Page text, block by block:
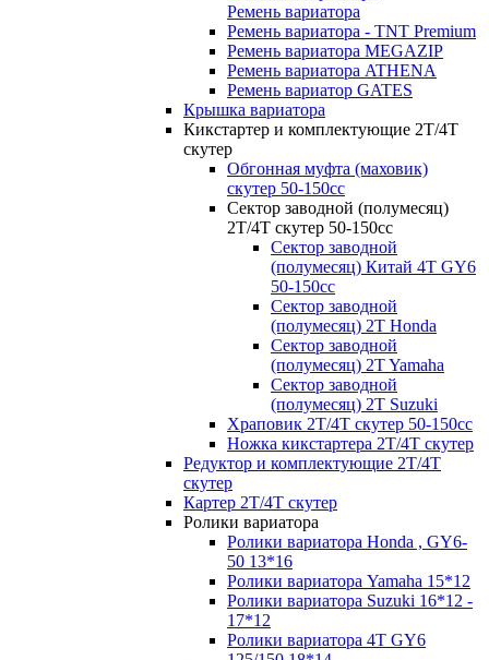
Ремень вариатора
Ремень вариатора - TNT Premium
Ремень вариатора MEGAZIP
Ремень вариатора ATHENA
Ремень вариатор GATES
Крышка вариатора
Кикстартер и комплектующие 2Т/4Т
скутер
Обгонная муфта (маховик)
скутер 50-150сс
Сектор заводной (полумесяц)
2Т/4Т скутер 50-150cc
Сектор заводной
(полумесяц) Китай 4Т GY6
50-150cc
Сектор заводной
(полумесяц) 2T Honda
Сектор заводной
(полумесяц) 2T Yamaha
Сектор заводной
(полумесяц) 2T Suzuki
Храповик 2Т/4Т скутер 50-150сс
Ножка кикстартера 2Т/4Т скутер
Редуктор и комплектующие 2Т/4Т
скутер
Картер 2Т/4Т скутер
Ролики вариатора
Ролики вариатора Honda , GY6-
50 13*16
Ролики вариатора Yamaha 15*12
Ролики вариатора Suzuki 16*12 -
17*12
Ролики вариатора 4T GY6